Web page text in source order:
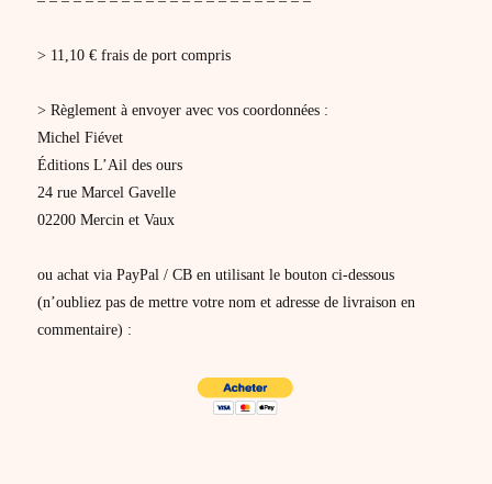
> 11,10 € frais de port compris
> Règlement à envoyer avec vos coordonnées :
Michel Fiévet
Éditions L’Ail des ours
24 rue Marcel Gavelle
02200 Mercin et Vaux
ou achat via PayPal / CB en utilisant le bouton ci-dessous
(n’oubliez pas de mettre votre nom et adresse de livraison en
commentaire) :